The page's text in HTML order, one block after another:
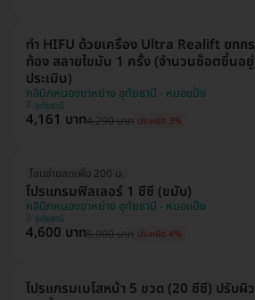
ทำ HIFU ด้วยเครื่อง Ultra Realift ยกก
ท้อง สลายไขมัน 1 ครั้ง (จำนวนช็อตขึ้นอ
ประเมิน)
คลินิกหนองขาหย่าง อุทัยธานี - หมอแป้ง
อุทัยธานี
4,161 บาท4,290 บาท ประหยัด 3%
โอนจ่ายลดเพิ่ม 200 บ.
โปรแกรมฟิลเลอร์ 1 ซีซี (ขมับ)
คลินิกหนองขาหย่าง อุทัยธานี - หมอแป้ง
อุทัยธานี
4,600 บาท5,000 บาท ประหยัด 4%
โปรแกรมเมโสหน้า 5 ขวด (20 ซีซี) ปรับผิว